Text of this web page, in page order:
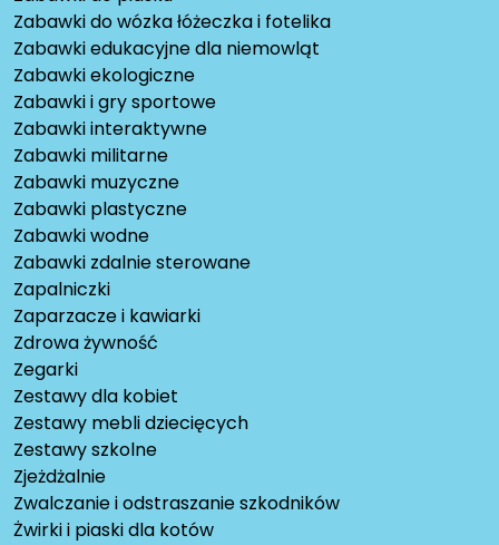
Zabawki do wózka łóżeczka i fotelika
Zabawki edukacyjne dla niemowląt
Zabawki ekologiczne
Zabawki i gry sportowe
Zabawki interaktywne
Zabawki militarne
Zabawki muzyczne
Zabawki plastyczne
Zabawki wodne
Zabawki zdalnie sterowane
Zapalniczki
Zaparzacze i kawiarki
Zdrowa żywność
Zegarki
Zestawy dla kobiet
Zestawy mebli dziecięcych
Zestawy szkolne
Zjeżdżalnie
Zwalczanie i odstraszanie szkodników
Żwirki i piaski dla kotów